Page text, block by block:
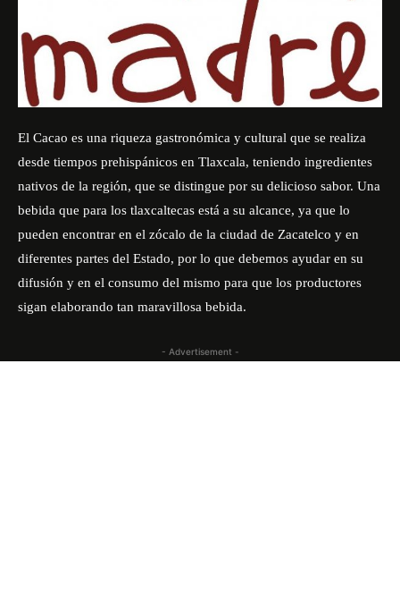
El Cacao es una riqueza gastronómica y cultural que se realiza
desde tiempos prehispánicos en Tlaxcala, teniendo ingredientes
nativos de la región, que se distingue por su delicioso sabor. Una
bebida que para los tlaxcaltecas está a su alcance, ya que lo
pueden encontrar en el zócalo de la ciudad de Zacatelco y en
diferentes partes del Estado, por lo que debemos ayudar en su
difusión y en el consumo del mismo para que los productores
sigan elaborando tan maravillosa bebida.
- Advertisement -